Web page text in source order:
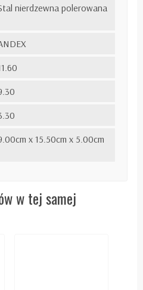
nierdzewna polerowana
x 15.50cm x 5.00cm
w tej samej